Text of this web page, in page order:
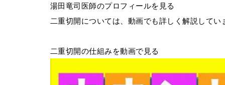
湯田竜司医師のプロフィールを見る
二重切開については、動画でも詳しく解説してい
二重切開の仕組みを動画で見る